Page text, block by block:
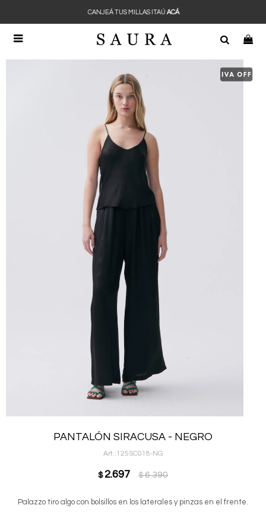

CANJEÁ TUS MILLAS ITAÚ ACÁ
PANTALÓN SIRACUSA - NEGRO
125SC018-NG
$ 2.697 $ 6.390
Palazzo tiro algo con bolsillos en los laterales y pinzas en el frente.